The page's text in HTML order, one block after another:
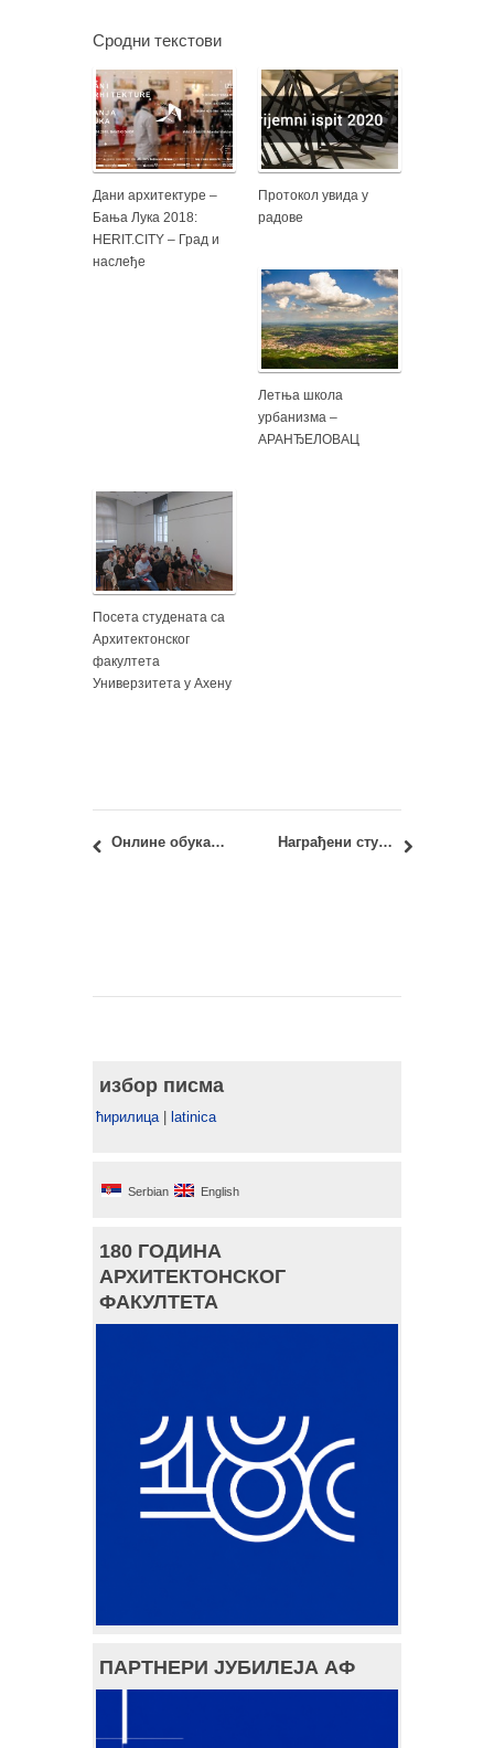
Сродни текстови
Дани архитектуре –
Бања Лука 2018:
HERIT.CITY – Град и
наслеђе
Протокол увида у
радове
Летња школа
урбанизма –
АРАНЂЕЛОВАЦ
Посета студената са
Архитектонског
факултета
Универзитета у Ахену
Онлине обука “ДЕМИСТИФИКАЦИЈА ПЛАНИРАЊА – приступ и разумевање информација од јавног значаја у области урбанистичког и просторног планирања” Награђени студенти Архитектонског факултета од стране Института за архитектуру и урбанизам Србије за 2020. годину
избор писма
ћирилица latinica
Serbian English
180 ГОДИНА
АРХИТЕКТОНСКОГ
ФАКУЛТЕТА
ПАРТНЕРИ ЈУБИЛЕЈА АФ